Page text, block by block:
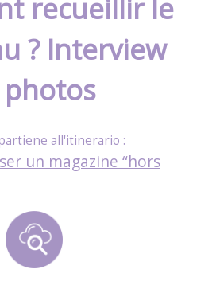
recueillir le
? Interview
un magazine “hors